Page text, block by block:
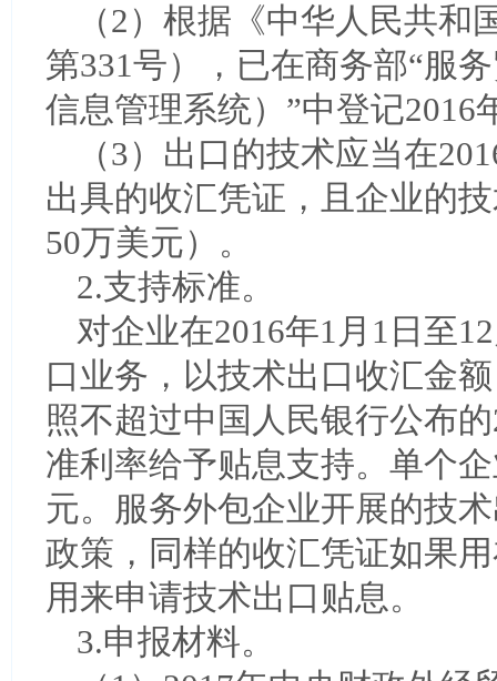
（2）根据《中华人民共
第331号），已在商务部“服
信息管理系统）”中登记2016
（3）出口的技术应当在
出具的收汇凭证，且企业的
50万美元）。
2.支持标准。
对企业在2016年1月1日至
口业务，以技术出口收汇金
照不超过中国人民银行公布
准利率给予贴息支持。单个
元。服务外包企业开展的技
政策，同样的收汇凭证如果
用来申请技术出口贴息。
3.申报材料。